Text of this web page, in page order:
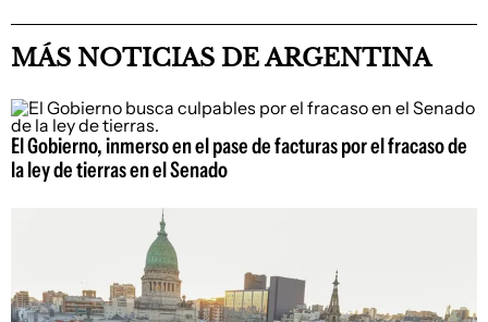
MÁS NOTICIAS DE ARGENTINA
El Gobierno, inmerso en el pase de facturas por el fracaso de
la ley de tierras en el Senado